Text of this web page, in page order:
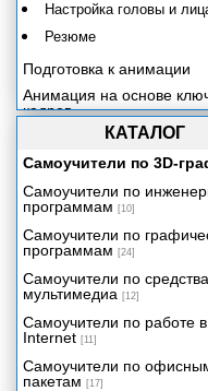
Настройка головы и
Резюме
Подготовка к анимации
Анимация на основе
кадров
Использование захвата
Сводим все вместе
Заключение
КАТАЛОГ
Самоучители по 3D-
Самоучители по
программам [10]
Самоучители по
программам [24]
Самоучители по
мультимедиа [12]
Самоучители по работе в
Internet [11]
Самоучители по
пакетам [17]